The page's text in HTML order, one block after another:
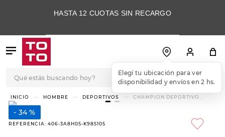
HASTA 12 CUOTAS SIN RECARGO
Elegí tu ubicación para ver
disponibilidad y envíos en 2 hs.
HOMBRE DEPORTIVOS
CHAMPION DEPORTIVO
34 %
REFERENCIA: 406-3A8H05-K985105
TÉRMINOS MÁS
BUSCADOS